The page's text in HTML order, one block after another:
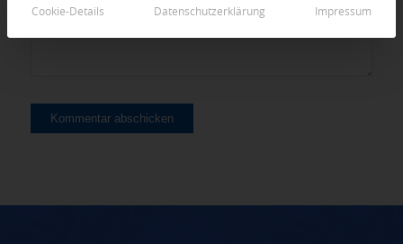
Cookie-Details Datenschutzerklärung Impressum